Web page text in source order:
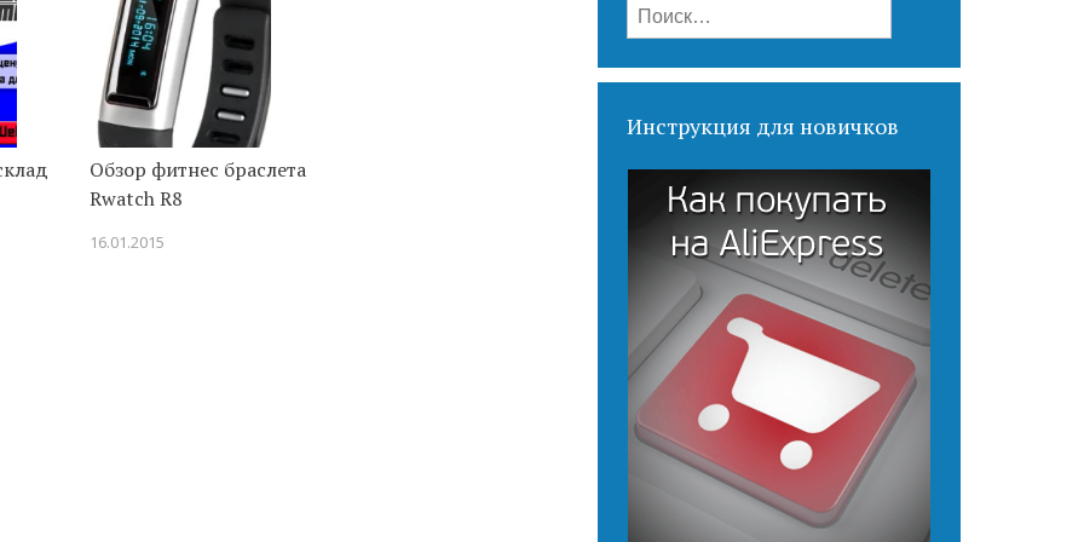
Обзор фитнес браслета
Rwatch R8
16.01.2015
Найти:
Инструкция для новичков